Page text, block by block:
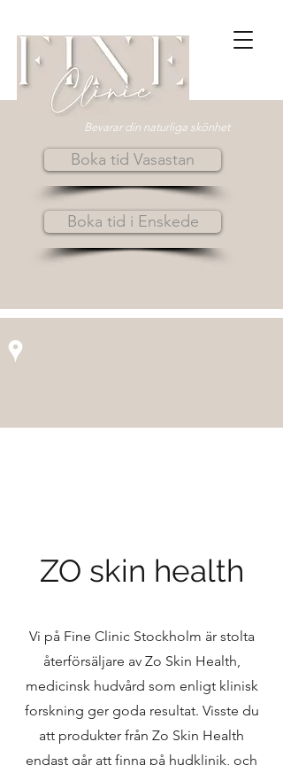
Bevarar din naturliga skönhet
Boka tid Vasastan
Boka tid i Enskede
ZO skin health
Vi på Fine Clinic Stockholm är stolta
återförsäljare av Zo Skin Health,
medicinsk hudvård som enligt klinisk
forskning ger goda resultat. Visste du
att produkter från Zo Skin Health
endast går att finna på hudklinik, och